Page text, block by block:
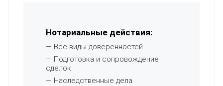
Нотариальные действия:
— Все виды доверенностей
— Подготовка и сопровождение
сделок
— Наследственные дела